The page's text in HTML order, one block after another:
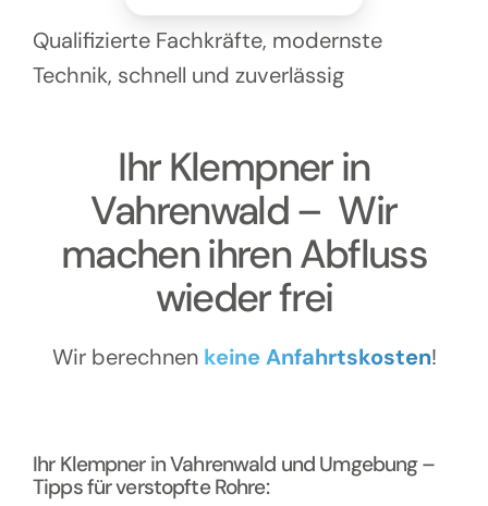
Qualifizierte Fachkräfte, modernste
Technik, schnell und zuverlässig
Ihr Klempner in
Vahrenwald – Wir
machen ihren Abfluss
wieder frei
Wir berechnen keine Anfahrtskosten!
Ihr Klempner in Vahrenwald und Umgebung –
Tipps für verstopfte Rohre: